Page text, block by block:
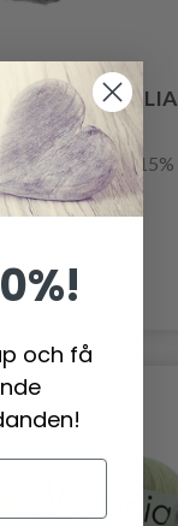
MAGNOLIA
fin merinoull / 15%
Polyamid
och få